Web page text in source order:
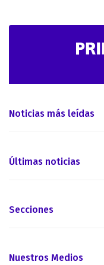
Noticias más leídas
Últimas noticias
Secciones
Nuestros Medios